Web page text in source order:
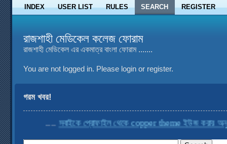
INDEX USER LIST RULES SEARCH REGISTER
রাজশাহী মেডিকেল কলেজ ফোরাম
রাজশাহী মেডিকেল এর একমাত্র বাংলা ফোরাম .......
You are not logged in. Please login or register.
গরম খবর!
....সবাইকে প্রোফাইল থেকে copper theme ইউজ করার